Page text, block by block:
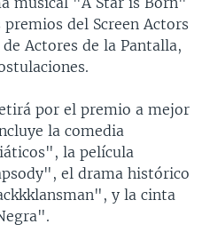
del Screen Actors
Actores de la Pantalla,
por el premio a mejor
la comedia
la película
el drama histórico
y la cinta